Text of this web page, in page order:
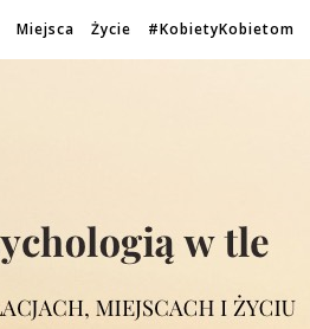
Miejsca Życie #KobietyKobietom